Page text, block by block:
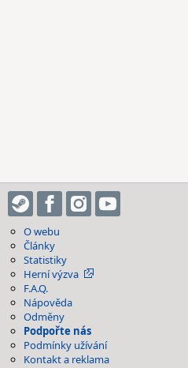
O webu
Články
Statistiky
Herní výzva
F.A.Q.
Nápověda
Odměny
Podpořte nás
Podmínky užívání
Kontakt a reklama